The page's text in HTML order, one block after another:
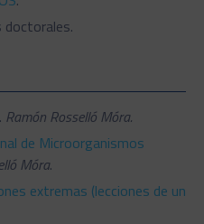
doctorales.
. Ramón Rosselló Móra.
de Microorganismos
Móra.
extremas (lecciones de un